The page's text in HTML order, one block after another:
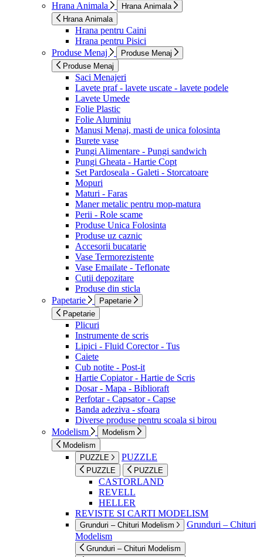
Hrana Animala
Hrana Animala
Hrana Animala
Hrana pentru Caini
Hrana pentru Pisici
Produse Menaj
Produse Menaj
Produse Menaj
Saci Menajeri
Lavete praf - lavete uscate - lavete podele
Lavete Umede
Folie Plastic
Folie Aluminiu
Manusi Menaj, masti de unica folosinta
Burete vase
Pungi Alimentare - Pungi sandwich
Pungi Gheata - Hartie Copt
Set Pardoseala - Galeti - Storcatoare
Mopuri
Maturi - Faras
Maner metalic pentru mop-matura
Perii - Role scame
Produse Unica Folosinta
Produse uz caznic
Accesorii bucatarie
Vase Termorezistente
Vase Emailate - Teflonate
Cutii depozitare
Produse din sticla
Papetarie
Papetarie
Papetarie
Plicuri
Instrumente de scris
Lipici - Fluid Corector - Tus
Caiete
Cub notite - Post-it
Hartie Copiator - Hartie de Scris
Dosar - Mapa - Biblioraft
Perfotar - Capsator - Capse
Banda adeziva - sfoara
Diverse produse pentru scoala si birou
Modelism
Modelism
Modelism
PUZZLE
PUZZLE
PUZZLE PUZZLE
CASTORLAND
REVELL
HELLER
REVISTE SI CARTI MODELISM
Grunduri – Chituri Modelism
Grunduri – Chituri
Modelism
Grunduri – Chituri Modelism